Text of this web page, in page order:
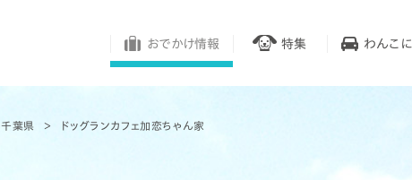
おでかけ情報 特集 わんこ
千葉県 ドッグランカフェ加恋ちゃん家